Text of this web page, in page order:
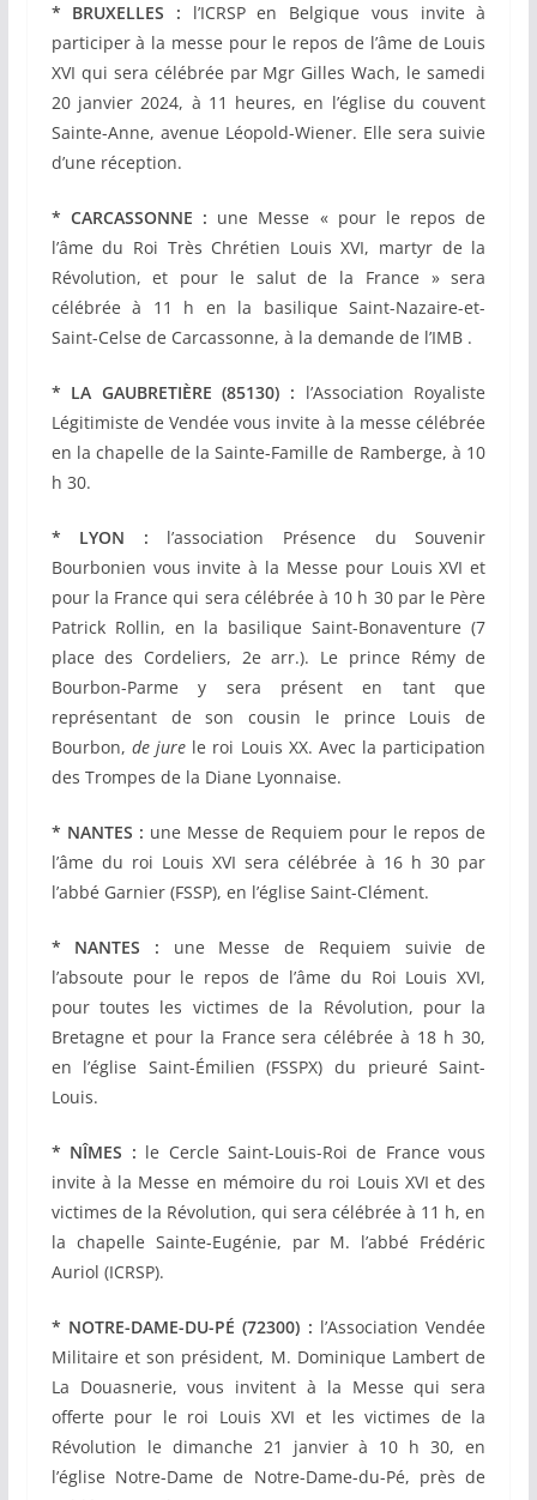
* BRUXELLES : l’ICRSP en Belgique vous invite à
participer à la messe pour le repos de l’âme de Louis
XVI qui sera célébrée par Mgr Gilles Wach, le samedi
20 janvier 2024, à 11 heures, en l’église du couvent
Sainte-Anne, avenue Léopold-Wiener. Elle sera suivie
d’une réception.
* CARCASSONNE : une Messe « pour le repos de
l’âme du Roi Très Chrétien Louis XVI, martyr de la
Révolution, et pour le salut de la France » sera
célébrée à 11 h en la basilique Saint-Nazaire-et-
Saint-Celse de Carcassonne, à la demande de l’IMB .
* LA GAUBRETIÈRE (85130) : l’Association Royaliste
Légitimiste de Vendée vous invite à la messe célébrée
en la chapelle de la Sainte-Famille de Ramberge, à 10
h 30.
* LYON : l’association Présence du Souvenir
Bourbonien vous invite à la Messe pour Louis XVI et
pour la France qui sera célébrée à 10 h 30 par le Père
Patrick Rollin, en la basilique Saint-Bonaventure (7
place des Cordeliers, 2e arr.). Le prince Rémy de
Bourbon-Parme y sera présent en tant que
représentant de son cousin le prince Louis de
Bourbon, de jure le roi Louis XX. Avec la participation
des Trompes de la Diane Lyonnaise.
* NANTES : une Messe de Requiem pour le repos de
l’âme du roi Louis XVI sera célébrée à 16 h 30 par
l’abbé Garnier (FSSP), en l’église Saint-Clément.
* NANTES : une Messe de Requiem suivie de
l’absoute pour le repos de l’âme du Roi Louis XVI,
pour toutes les victimes de la Révolution, pour la
Bretagne et pour la France sera célébrée à 18 h 30,
en l’église Saint-Émilien (FSSPX) du prieuré Saint-
Louis.
* NÎMES : le Cercle Saint-Louis-Roi de France vous
invite à la Messe en mémoire du roi Louis XVI et des
victimes de la Révolution, qui sera célébrée à 11 h, en
la chapelle Sainte-Eugénie, par M. l’abbé Frédéric
Auriol (ICRSP).
* NOTRE-DAME-DU-PÉ (72300) : l’Association Vendée
Militaire et son président, M. Dominique Lambert de
La Douasnerie, vous invitent à la Messe qui sera
offerte pour le roi Louis XVIet les victimes de la
Révolution le dimanche 21 janvier à 10 h 30, en
l’église Notre-Dame de Notre-Dame-du-Pé, près de